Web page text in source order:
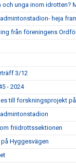
och unga inom idrotten?
heja
från föreningens
3/12
- 2024
till forskningsprojekt
friidrottssektionen
Hyggesvägen